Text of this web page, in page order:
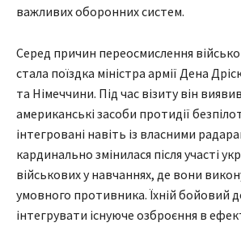
важливих оборонних систем.
Серед причин переосмислення
стала поїздка міністра армії Дена
та Німеччини. Під час візиту він
американські засоби протидії
інтегровані навіть із власними
кардинально змінилася після участі
військових у навчаннях, де вони
умовного противника. Їхній бойовий
інтегрувати існуюче озброєння в